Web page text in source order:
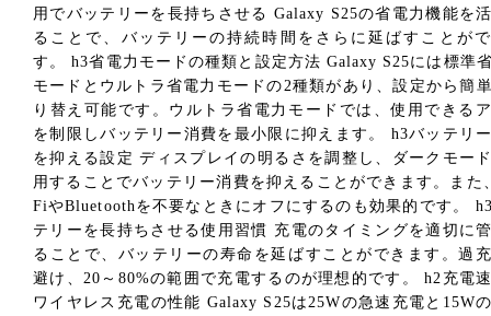
用でバッテリーを長持ちさせる Galaxy S25の省電力機能を
ることで、バッテリーの持続時間をさらに延ばすことが
す。 h3省電力モードの種類と設定方法 Galaxy S25には標準
モードとウルトラ省電力モードの2種類があり、設定から簡
り替え可能です。ウルトラ省電力モードでは、使用できる
を制限しバッテリー消費を最小限に抑えます。 h3バッテリ
を抑える設定 ディスプレイの明るさを調整し、ダークモー
用することでバッテリー消費を抑えることができます。また
FiやBluetoothを不要なときにオフにするのも効果的です。
テリーを長持ちさせる使用習慣 充電のタイミングを適切に
ることで、バッテリーの寿命を延ばすことができます。過
避け、20～80%の範囲で充電するのが理想的です。 h2充電
ワイヤレス充電の性能 Galaxy S25は25Wの急速充電と15W